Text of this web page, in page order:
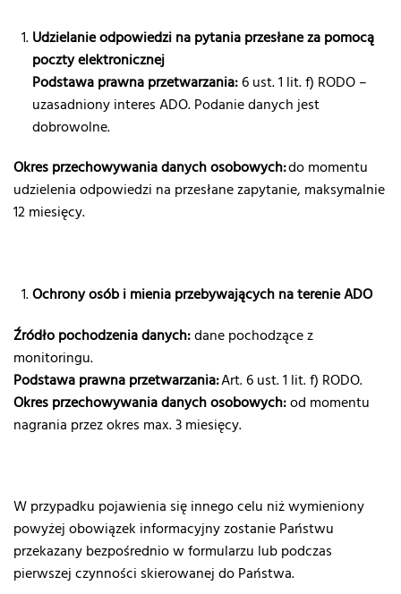
Udzielanie odpowiedzi na pytania przesłane za pomocą
poczty elektronicznej
Podstawa prawna przetwarzania:6 ust. 1 lit. f) RODO –
uzasadniony interes ADO. Podanie danych jest
dobrowolne.
Okres przechowywania danych osobowych:do momentu
udzielenia odpowiedzi na przesłane zapytanie, maksymalnie
12 miesięcy.
Ochrony osób i mienia przebywających na terenie ADO
Źródło pochodzenia danych:dane pochodzące z
monitoringu.
Podstawa prawna przetwarzania:Art. 6 ust. 1 lit. f) RODO.
Okres przechowywania danych osobowych:od momentu
nagrania przez okres max. 3 miesięcy.
W przypadku pojawienia się innego celu niż wymieniony
powyżej obowiązek informacyjny zostanie Państwu
przekazany bezpośrednio w formularzu lub podczas
pierwszej czynności skierowanej do Państwa.